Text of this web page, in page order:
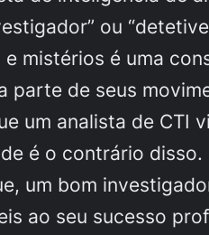
ou
mistérios é uma
parte de seus
um analista de CTI
é o contrário
um bom
ao seu sucesso